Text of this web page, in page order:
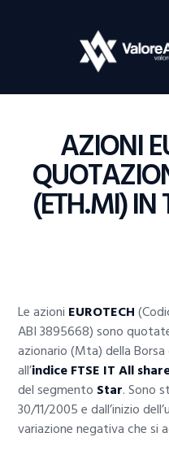
AZIONI
(ETH.MI) IN
Home
Investimenti
Borsa
Guide Al
Criptovalute
Le azioni EUROTECH
ABI 3895668) sono
azionario (Mta) della
all’indice FTSE IT All
del segmento Star. Sono
30/11/2005 e dall’inizio
variazione negativa che si